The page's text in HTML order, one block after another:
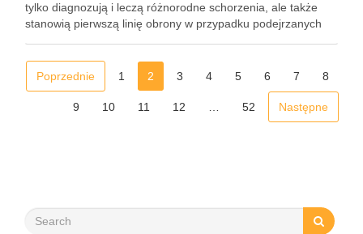
tylko diagnozują i leczą różnorodne schorzenia, ale także
stanowią pierwszą linię obrony w przypadku podejrzanych
Poprzednie
1 2 3 4 5 6 7 8
9 10 11 12 52 Następne